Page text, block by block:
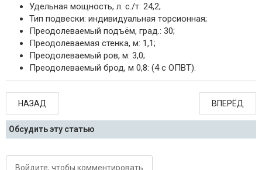
Удельная мощность, л. с./т: 24,2;
Тип подвески: индивидуальная торсионная;
Преодолеваемый подъём, град.: 30;
Преодолеваемая стенка, м: 1,1;
Преодолеваемый ров, м: 3,0;
Преодолеваемый брод, м 0,8: (4 с ОПВТ).
НАЗАД ВПЕРЁД
Обсудить эту статью
Войдите, чтобы комментировать